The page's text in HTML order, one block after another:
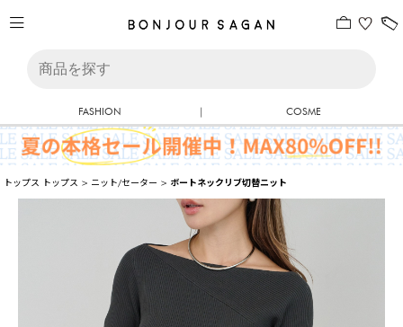
FASHION | COSME
トップス トップス > ニット/セーター > ボートネックリブ切替ニット